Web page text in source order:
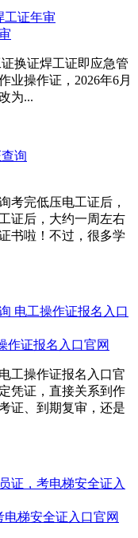
换证焊工证即应急管
业操作证，2026年6月
为...
考完低压电工证后，
证后，大约一周左右
书啦！不过，很多学
作证报名入口官网
工操作证报名入口官
凭证，直接关系到作
证、到期复审，还是
梯安全证入口官网